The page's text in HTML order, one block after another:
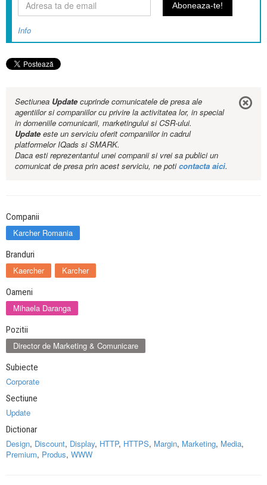
Info
Sectiunea Updatecuprinde comunicatele de presa ale
agentiilor si companiilor cu privire la activitatea lor, in special
in domeniile comunicarii, marketingului si CSR-ului.
Updateeste un serviciu oferit companiilor in cadrul
platformelor IQads si SMARK.
Daca esti reprezentantul unei companii si vrei sa publici un
comunicat de presa prin acest serviciu, ne poticontacta aici.
Companii
Karcher Romania
Branduri
Kaercher Karcher
Oameni
Mihaela Daranga
Pozitii
Director de Marketing & Comunicare
Subiecte
Corporate
Sectiune
Update
Dictionar
Design, Discount, Display, HTTP, HTTPS, Margin, Marketing, Media,
Premium, Produs, WWW